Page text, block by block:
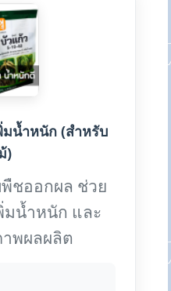
มน้ำหนัก (สำหรับ
)
ชออกผล ช่วย
มน้ำหนัก และ
พผลผลิต